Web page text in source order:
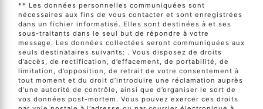
** Les données personnelles communiquées sont
nécessaires aux fins de vous contacter et sont enregistrées
dans un fichier informatisé. Elles sont destinées à et ses
sous-traitants dans le seul but de répondre à votre
message. Les données collectées seront communiquées aux
seuls destinataires suivants: . Vous disposez de droits
d’accès, de rectification, d’effacement, de portabilité, de
limitation, d’opposition, de retrait de votre consentement à
tout moment et du droit d’introduire une réclamation auprès
d’une autorité de contrôle, ainsi que d’organiser le sort de
vos données post-mortem. Vous pouvez exercer ces droits